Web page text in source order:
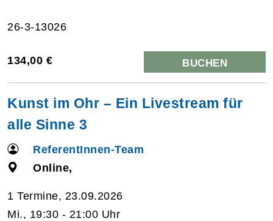
26-3-13026
134,00 € BUCHEN
Kunst im Ohr – Ein Livestream für
alle Sinne 3
ReferentInnen-Team
Online,
1 Termine, 23.09.2026
Mi., 19:30 - 21:00 Uhr